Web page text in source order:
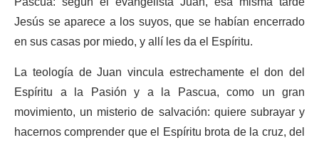
Jesús se aparece a los suyos, que se habían encerrado
en sus casas por miedo, y allí les da el Espíritu.
La teología de Juan vincula estrechamente el don del
Espíritu a la Pasión y a la Pascua, como un gran
movimiento, un misterio de salvación: quiere subrayar y
hacernos comprender que el Espíritu brota de la cruz, del